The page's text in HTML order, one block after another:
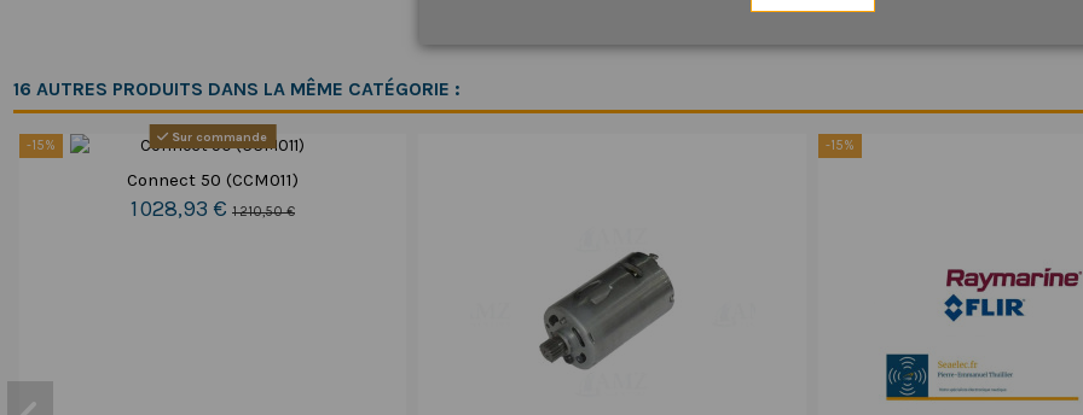
16 AUTRES PRODUITS DANS LA MÊME CATÉGORIE :
-15%
Sur commande
Connect 50 (CCM011)
1 028,93 € 1 210,50 €
-15%